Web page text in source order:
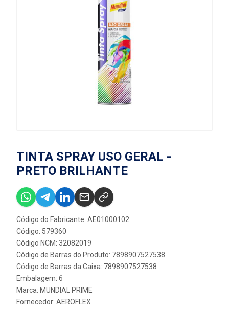
TINTA SPRAY USO GERAL -
PRETO BRILHANTE
Código do Fabricante: AE01000102
Código: 579360
Código NCM: 32082019
Código de Barras do Produto: 7898907527538
Código de Barras da Caixa: 7898907527538
Embalagem: 6
Marca: MUNDIAL PRIME
Fornecedor: AEROFLEX